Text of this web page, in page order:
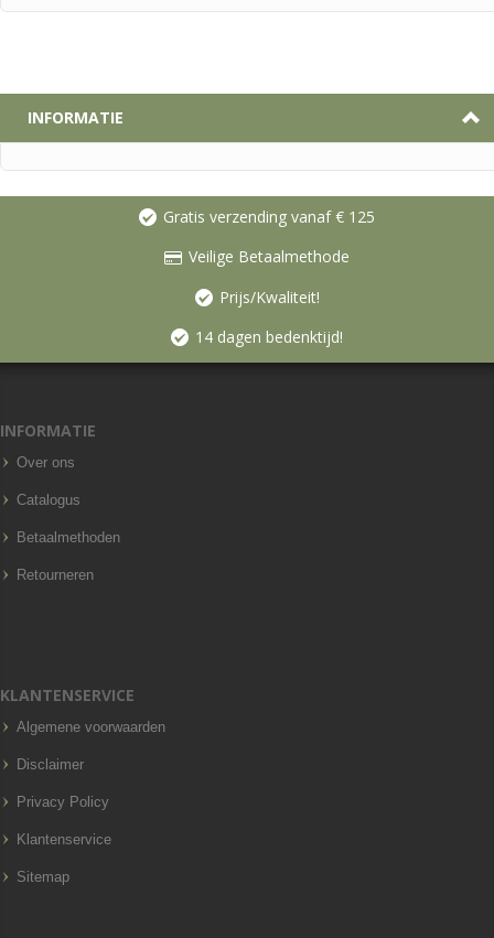
INFORMATIE
Gratis verzending vanaf € 125
Veilige Betaalmethode
Prijs/Kwaliteit!
14 dagen bedenktijd!
INFORMATIE
Over ons
Catalogus
Betaalmethoden
Retourneren
KLANTENSERVICE
Algemene voorwaarden
Disclaimer
Privacy Policy
Klantenservice
Sitemap